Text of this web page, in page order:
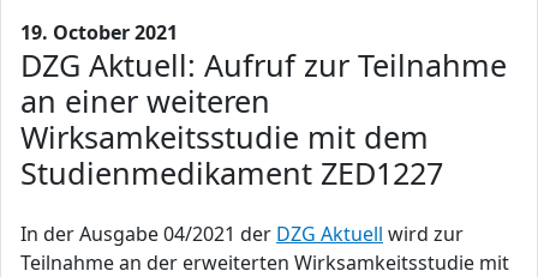
19. October 2021
DZG Aktuell: Aufruf zur Teilnahme
an einer weiteren
Wirksamkeitsstudie mit dem
Studienmedikament ZED1227
In der Ausgabe 04/2021 der DZG Aktuell wird zur
Teilnahme an der erweiterten Wirksamkeitsstudie mit